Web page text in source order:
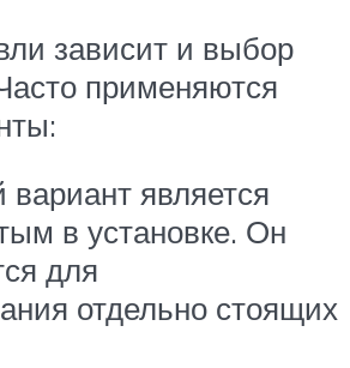
зависит и выбор
применяются
вариант является
в установке. Он
для
отдельно стоящих